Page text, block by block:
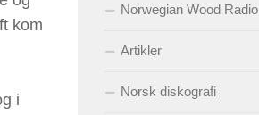
kom
i
Norwegian Wood Radio
Artikler
Norsk diskografi